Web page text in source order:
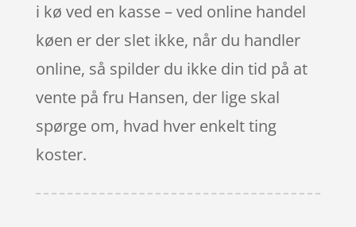
i kø ved en kasse – ved online handel
køen er der slet ikke, når du handler
online, så spilder du ikke din tid på at
vente på fru Hansen, der lige skal
spørge om, hvad hver enkelt ting
koster.